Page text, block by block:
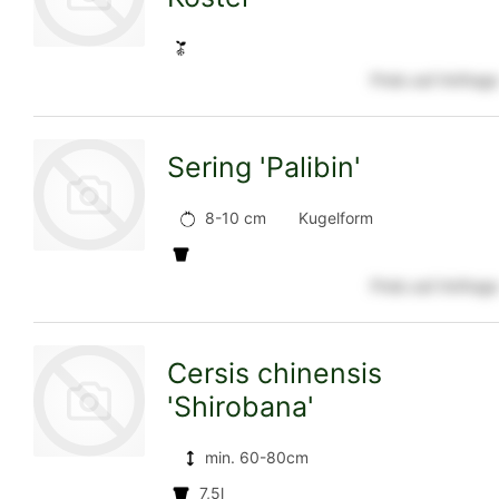
Detailseite
Detailseite
Preis auf Anfrage
Detailseite
Sering 'Palibin'
8-10 cm Kugelform
Preis auf Anfrage
Cersis chinensis
'Shirobana'
min. 60-80cm
7,5l